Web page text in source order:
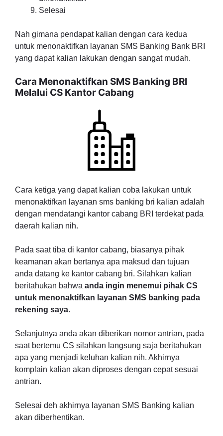
Selesai
Nah gimana pendapat kalian dengan cara kedua
untuk menonaktifkan layanan SMS Banking Bank BRI
yang dapat kalian lakukan dengan sangat mudah.
Cara Menonaktifkan SMS Banking BRI
Melalui CS Kantor Cabang
Cara ketiga yang dapat kalian coba lakukan untuk
menonaktifkan layanan sms banking bri kalian adalah
dengan mendatangi kantor cabang BRI terdekat pada
daerah kalian nih.
Pada saat tiba di kantor cabang, biasanya pihak
keamanan akan bertanya apa maksud dan tujuan
anda datang ke kantor cabang bri. Silahkan kalian
beritahukan bahwa anda ingin menemui pihak CS
untuk menonaktifkan layanan SMS banking pada
rekening saya.
Selanjutnya anda akan diberikan nomor antrian, pada
saat bertemu CS silahkan langsung saja beritahukan
apa yang menjadi keluhan kalian nih. Akhirnya
komplain kalian akan diproses dengan cepat sesuai
antrian.
Selesai deh akhirnya layanan SMS Banking kalian
akan diberhentikan.